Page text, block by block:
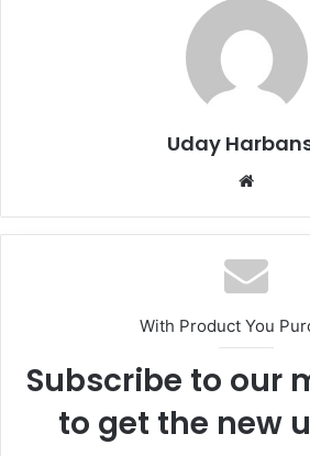
Uday
Website
With Product You
Subscribe to our
to get the new